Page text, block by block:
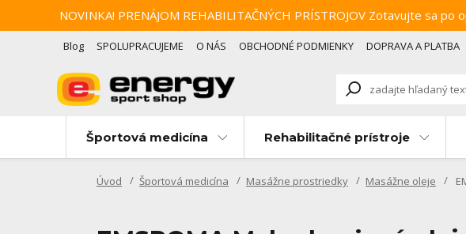
NOVINKA! PRENÁJOM REHABILITAČNÝCH PRÍSTROJOV Zotavujte sa
Blog SPOLUPRACUJEME O NÁS OBCHODNÉ PODMIENKY DOPRAVA A PLATBA
Športová medicína Rehabilitačné prístroje
Úvod Športová medicína Masážne prostriedky Masážne oleje